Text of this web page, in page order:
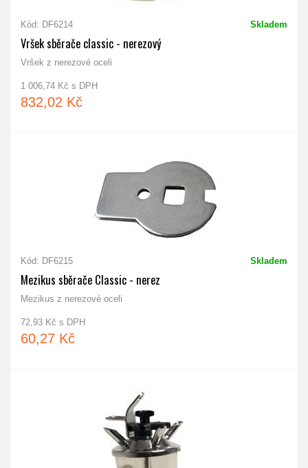
Kód: DF6214 Skladem
Vršek sběrače classic - nerezový
Vršek z nerezové oceli
1 006,74 Kč s DPH
832,02 Kč
Kód: DF6215 Skladem
Mezikus sběrače Classic - nerez
Mezikus z nerezové oceli
72,93 Kč s DPH
60,27 Kč